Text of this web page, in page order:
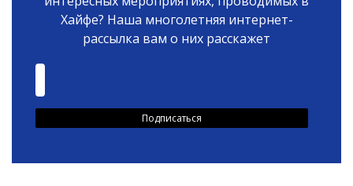
Хайфе? Наша многолетняя интернет-
рассылка вам о них расскажет